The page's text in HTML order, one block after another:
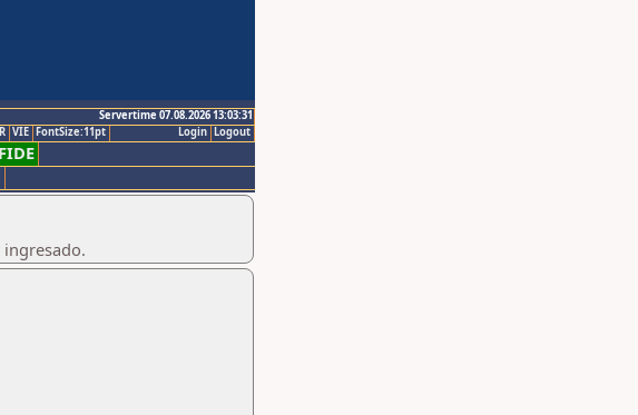
Servertime 07.08.2026 13:03:31
Logout
Login
VIE FontSize:11pt
FIDE